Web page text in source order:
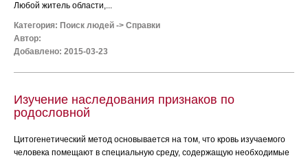
Любой житель области,...
Категория: Поиск людей -> Справки
Автор:
Добавлено: 2015-03-23
Изучение наследования признаков по
родословной
Цитогенетический метод основывается на том, что кровь изучаемого
человека помещают в специальную среду, содержащую необходимые